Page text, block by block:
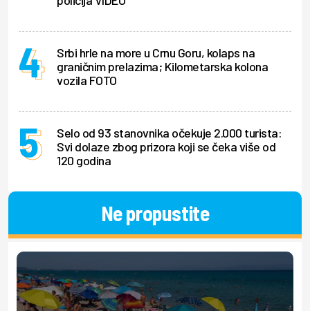
Srbi hrle na more u Crnu Goru, kolaps na
graničnim prelazima; Kilometarska kolona
vozila FOTO
Selo od 93 stanovnika očekuje 2.000 turista:
Svi dolaze zbog prizora koji se čeka više od
120 godina
Ne propustite